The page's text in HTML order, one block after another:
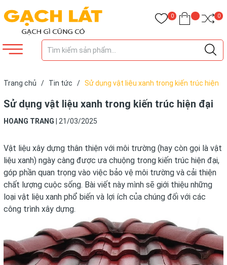
0 0
Trang chủ / Tin tức / Sử dụng vật liệu xanh trong kiến trúc hiện
Sử dụng vật liệu xanh trong kiến trúc hiện đại
HOANG TRANG 21/03/2025
Vật liệu xây dựng thân thiện với môi trường (hay còn gọi là vật
liệu xanh) ngày càng được ưa chuộng trong kiến trúc hiện đại,
góp phần quan trọng vào việc bảo vệ môi trường và cải thiện
chất lượng cuộc sống. Bài viết này mình sẽ giới thiệu những
loại vật liệu xanh phổ biến và lợi ích của chúng đối với các
công trình xây dựng.